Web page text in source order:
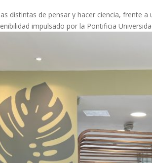
distintas de pensar y hacer ciencia, frente
impulsado por la Pontificia